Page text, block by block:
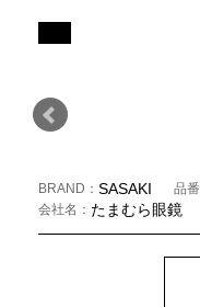
BRAND SASAKI
品番
会社名
たまむら眼鏡